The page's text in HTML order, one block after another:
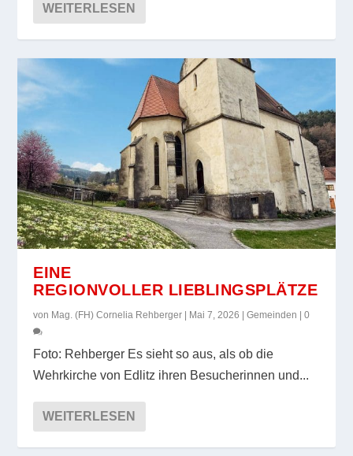
WEITERLESEN
EINE
REGIONVOLLER LIEBLINGSPLÄTZE
von Mag. (FH) Cornelia Rehberger | Mai 7, 2026 |Gemeinden |0
Foto: Rehberger Es sieht so aus, als ob die
Wehrkirche von Edlitz ihren Besucherinnen und...
WEITERLESEN